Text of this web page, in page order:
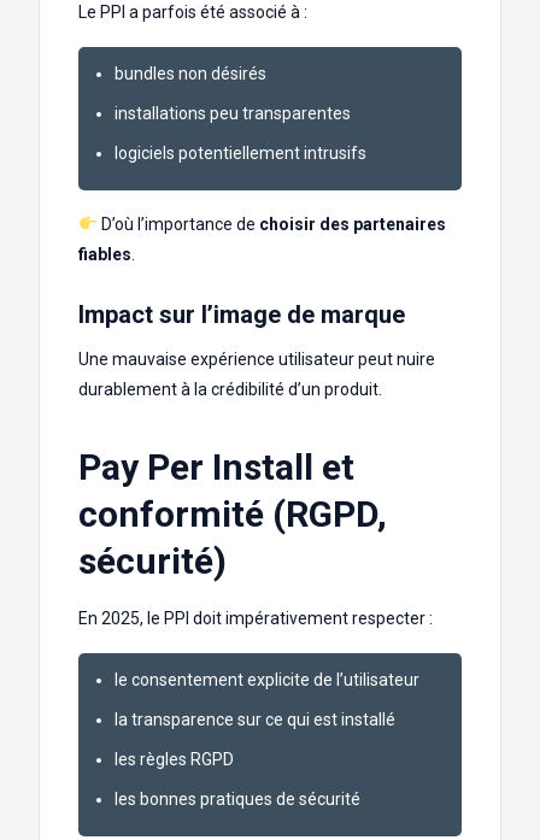
Le PPI a parfois été associé à :
bundles non désirés
installations peu transparentes
logiciels potentiellement intrusifs
D’où l’importance de choisir des partenaires
fiables
Impact sur l’image de marque
Une mauvaise expérience utilisateur peut nuire
durablement à la crédibilité d’un produit.
Pay Per Install et
conformité (RGPD,
sécurité)
En 2025, le PPI doit impérativement respecter :
le consentement explicite de l’utilisateur
la transparence sur ce qui est installé
les règles RGPD
les bonnes pratiques de sécurité